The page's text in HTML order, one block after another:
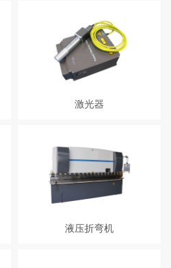
激光器
光器：光纤、YAG、CO2、紫外、
半导体等。其输出激光模式好使用
寿命长，被设计安装于打标机机壳
液压折弯机